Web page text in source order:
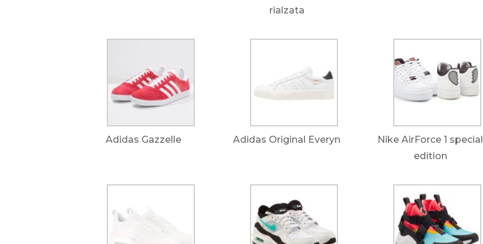
rialzata
Adidas Gazzelle Adidas Original Everyn
Nike AirForce 1 special
edition